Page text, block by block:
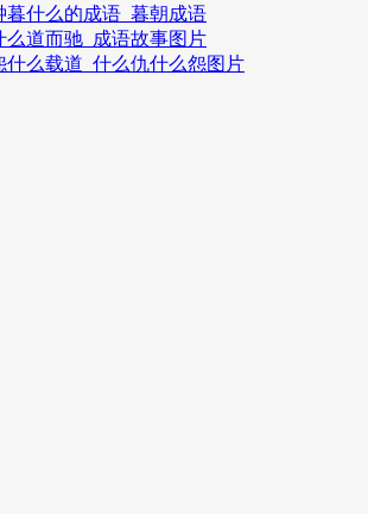
暮什么的成语_暮朝成语
么道而驰_成语故事图片
什么载道_什么仇什么怨图片